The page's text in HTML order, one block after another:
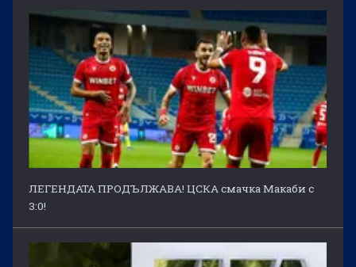
ЛЕГЕНДАТА ПРОДЪЛЖАВА! ЦСКА смачка Макаби с
3:0!